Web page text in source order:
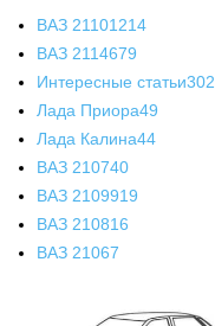
ВАЗ 21101214
ВАЗ 2114679
Интересные статьи302
Лада Приора49
Лада Калина44
ВАЗ 210740
ВАЗ 2109919
ВАЗ 210816
ВАЗ 21067